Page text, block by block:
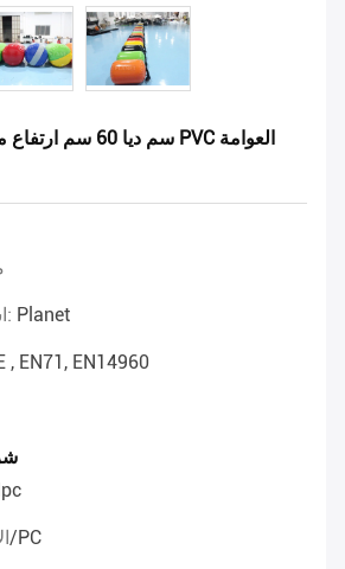
اسم العلامة التجارية: Planet
, EN71, EN14960
1pc
$49 - $169/PC